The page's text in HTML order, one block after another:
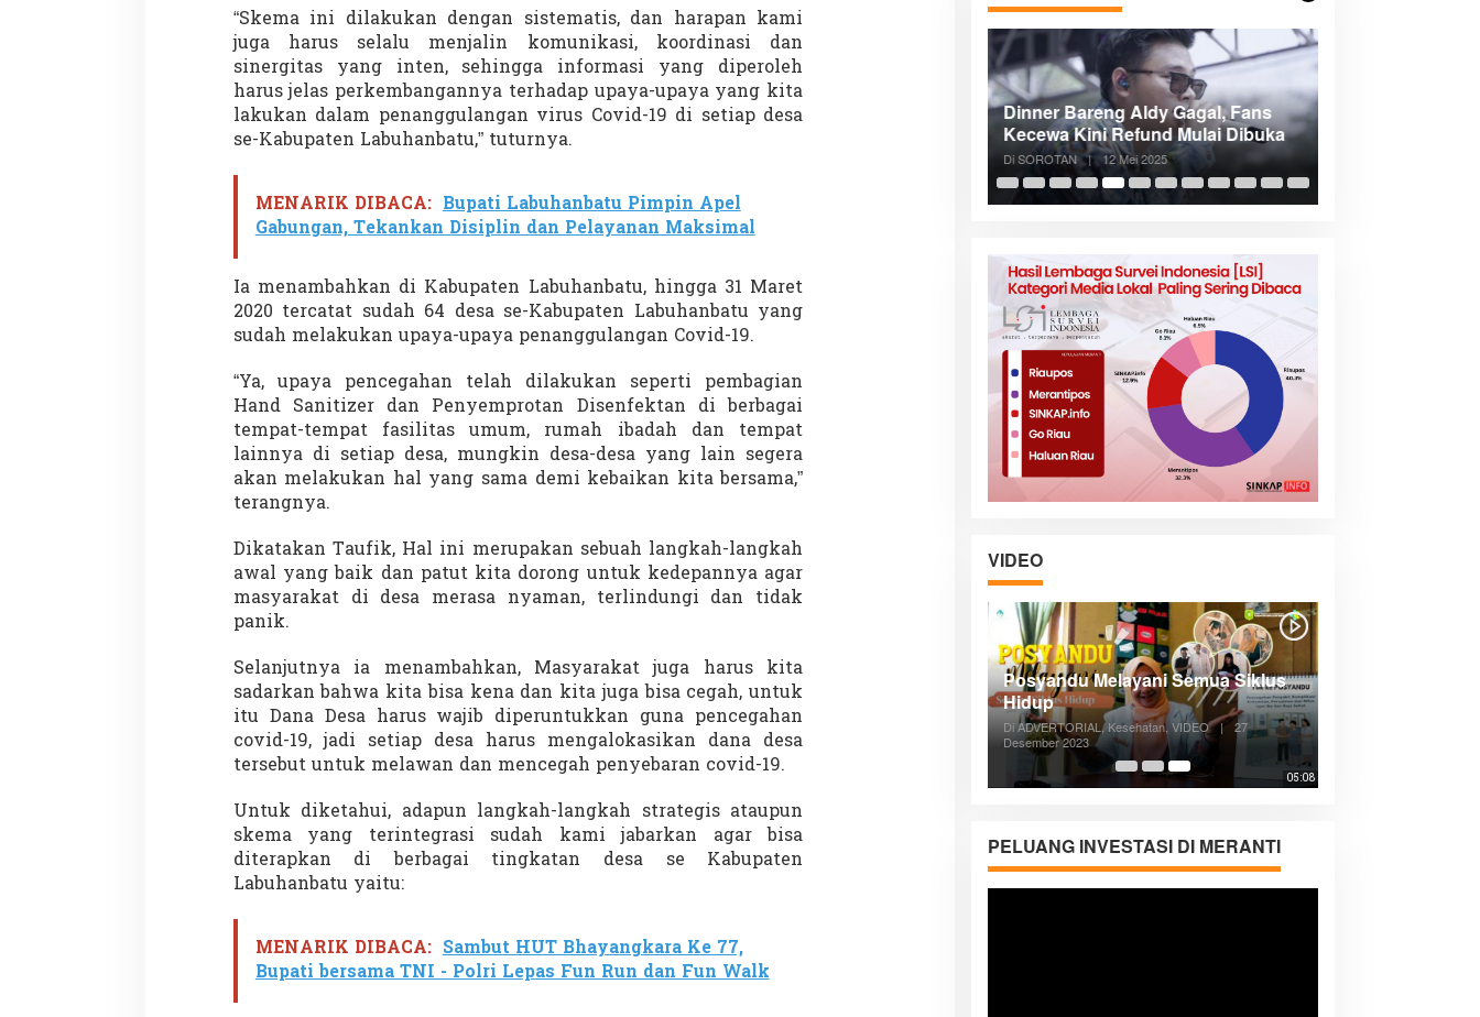
“Skema ini dilakukan dengan sistematis, dan harapan kami
juga harus selalu menjalin komunikasi, koordinasi dan
sinergitas yang inten, sehingga informasi yang diperoleh
harus jelas perkembangannya terhadap upaya-upaya yang kita
lakukan dalam penanggulangan virus Covid-19 di setiap desa
se-Kabupaten Labuhanbatu,” tuturnya.
MENARIK DIBACA: Bupati Labuhanbatu Pimpin Apel
Gabungan, Tekankan Disiplin dan Pelayanan Maksimal
Ia menambahkan di Kabupaten Labuhanbatu, hingga 31 Maret
2020 tercatat sudah 64 desa se-Kabupaten Labuhanbatu yang
sudah melakukan upaya-upaya penanggulangan Covid-19.
“Ya, upaya pencegahan telah dilakukan seperti pembagian
Hand Sanitizer dan Penyemprotan Disenfektan di berbagai
tempat-tempat fasilitas umum, rumah ibadah dan tempat
lainnya di setiap desa, mungkin desa-desa yang lain segera
akan melakukan hal yang sama demi kebaikan kita bersama,”
terangnya.
Dikatakan Taufik, Hal ini merupakan sebuah langkah-langkah
awal yang baik dan patut kita dorong untuk kedepannya agar
masyarakat di desa merasa nyaman, terlindungi dan tidak
panik.
Selanjutnya ia menambahkan, Masyarakat juga harus kita
sadarkan bahwa kita bisa kena dan kita juga bisa cegah, untuk
itu Dana Desa harus wajib diperuntukkan guna pencegahan
covid-19, jadi setiap desa harus mengalokasikan dana desa
tersebut untuk melawan dan mencegah penyebaran covid-19.
Untuk diketahui, adapun langkah-langkah strategis ataupun
skema yang terintegrasi sudah kami jabarkan agar bisa
diterapkan di berbagai tingkatan desa se Kabupaten
Labuhanbatu yaitu:
MENARIK DIBACA: Sambut HUT Bhayangkara Ke 77,
Bupati bersama TNI - Polri Lepas Fun Run dan Fun Walk
Demonstrasi Gen-Z Guncang
Nepal, PM Mundur Mendadak
Menteri Nusron: Patok Batas Tanah
Cegah Konflik dan Dukung
Penataan Ruang
Rekognisi Sejarah Kerajaan Siak
Dinner Bareng Aldy Gagal, Fans
Kecewa Kini Refund Mulai Dibuka
Di SOROTAN | 12 Mei 2025
VIDEO
Partisipasi Pemuda dalam
Pelayanan Sukarela Internasional
Diadakan di Nanjing
Di GLOBAL, VIDEO | 18 Januari 2024
Eksplore Meranti – Yok ke Meranti
Di Budaya, NASIONAL, VIDEO, Wisata
2024
05:08
Posyandu Melayani Semua Siklus
Hidup
Di ADVERTORIAL, Kesehatan, VIDEO |
27
Desember 2023
PELUANG INVESTASI DI MERANTI